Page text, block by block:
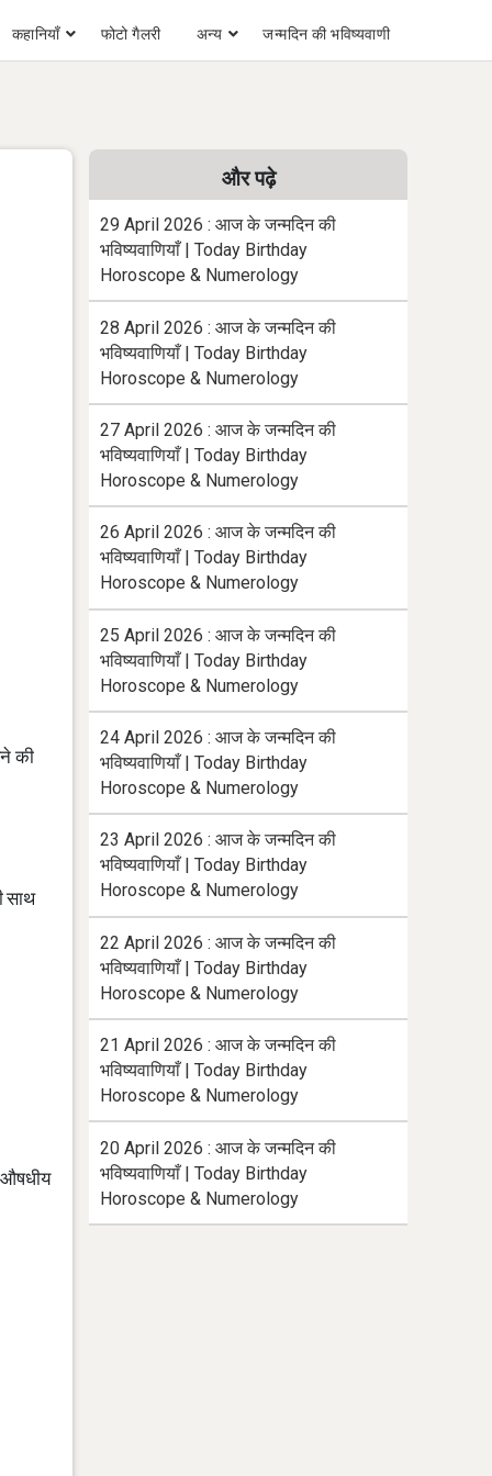
कहानियाँ फोटो गैलरी अन्य जन्मदिन की भविष्यवाणी
की
साथ
और पढ़े
29 April 2026 : आज के जन्मदिन की
भविष्यवाणियाँ | Today Birthday
Horoscope & Numerology
28 April 2026 : आज के जन्मदिन की
भविष्यवाणियाँ | Today Birthday
Horoscope & Numerology
27 April 2026 : आज के जन्मदिन की
भविष्यवाणियाँ | Today Birthday
Horoscope & Numerology
26 April 2026 : आज के जन्मदिन की
भविष्यवाणियाँ | Today Birthday
Horoscope & Numerology
25 April 2026 : आज के जन्मदिन की
भविष्यवाणियाँ | Today Birthday
Horoscope & Numerology
24 April 2026 : आज के जन्मदिन की
भविष्यवाणियाँ | Today Birthday
Horoscope & Numerology
23 April 2026 : आज के जन्मदिन की
भविष्यवाणियाँ | Today Birthday
Horoscope & Numerology
22 April 2026 : आज के जन्मदिन की
भविष्यवाणियाँ | Today Birthday
Horoscope & Numerology
21 April 2026 : आज के जन्मदिन की
भविष्यवाणियाँ | Today Birthday
Horoscope & Numerology
20 April 2026 : आज के जन्मदिन की
भविष्यवाणियाँ | Today Birthday
Horoscope & Numerology